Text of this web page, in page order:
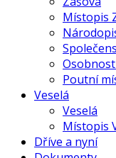
Místopis
Poutní
Veselá
Veselá
Místopis
Dříve a nyní